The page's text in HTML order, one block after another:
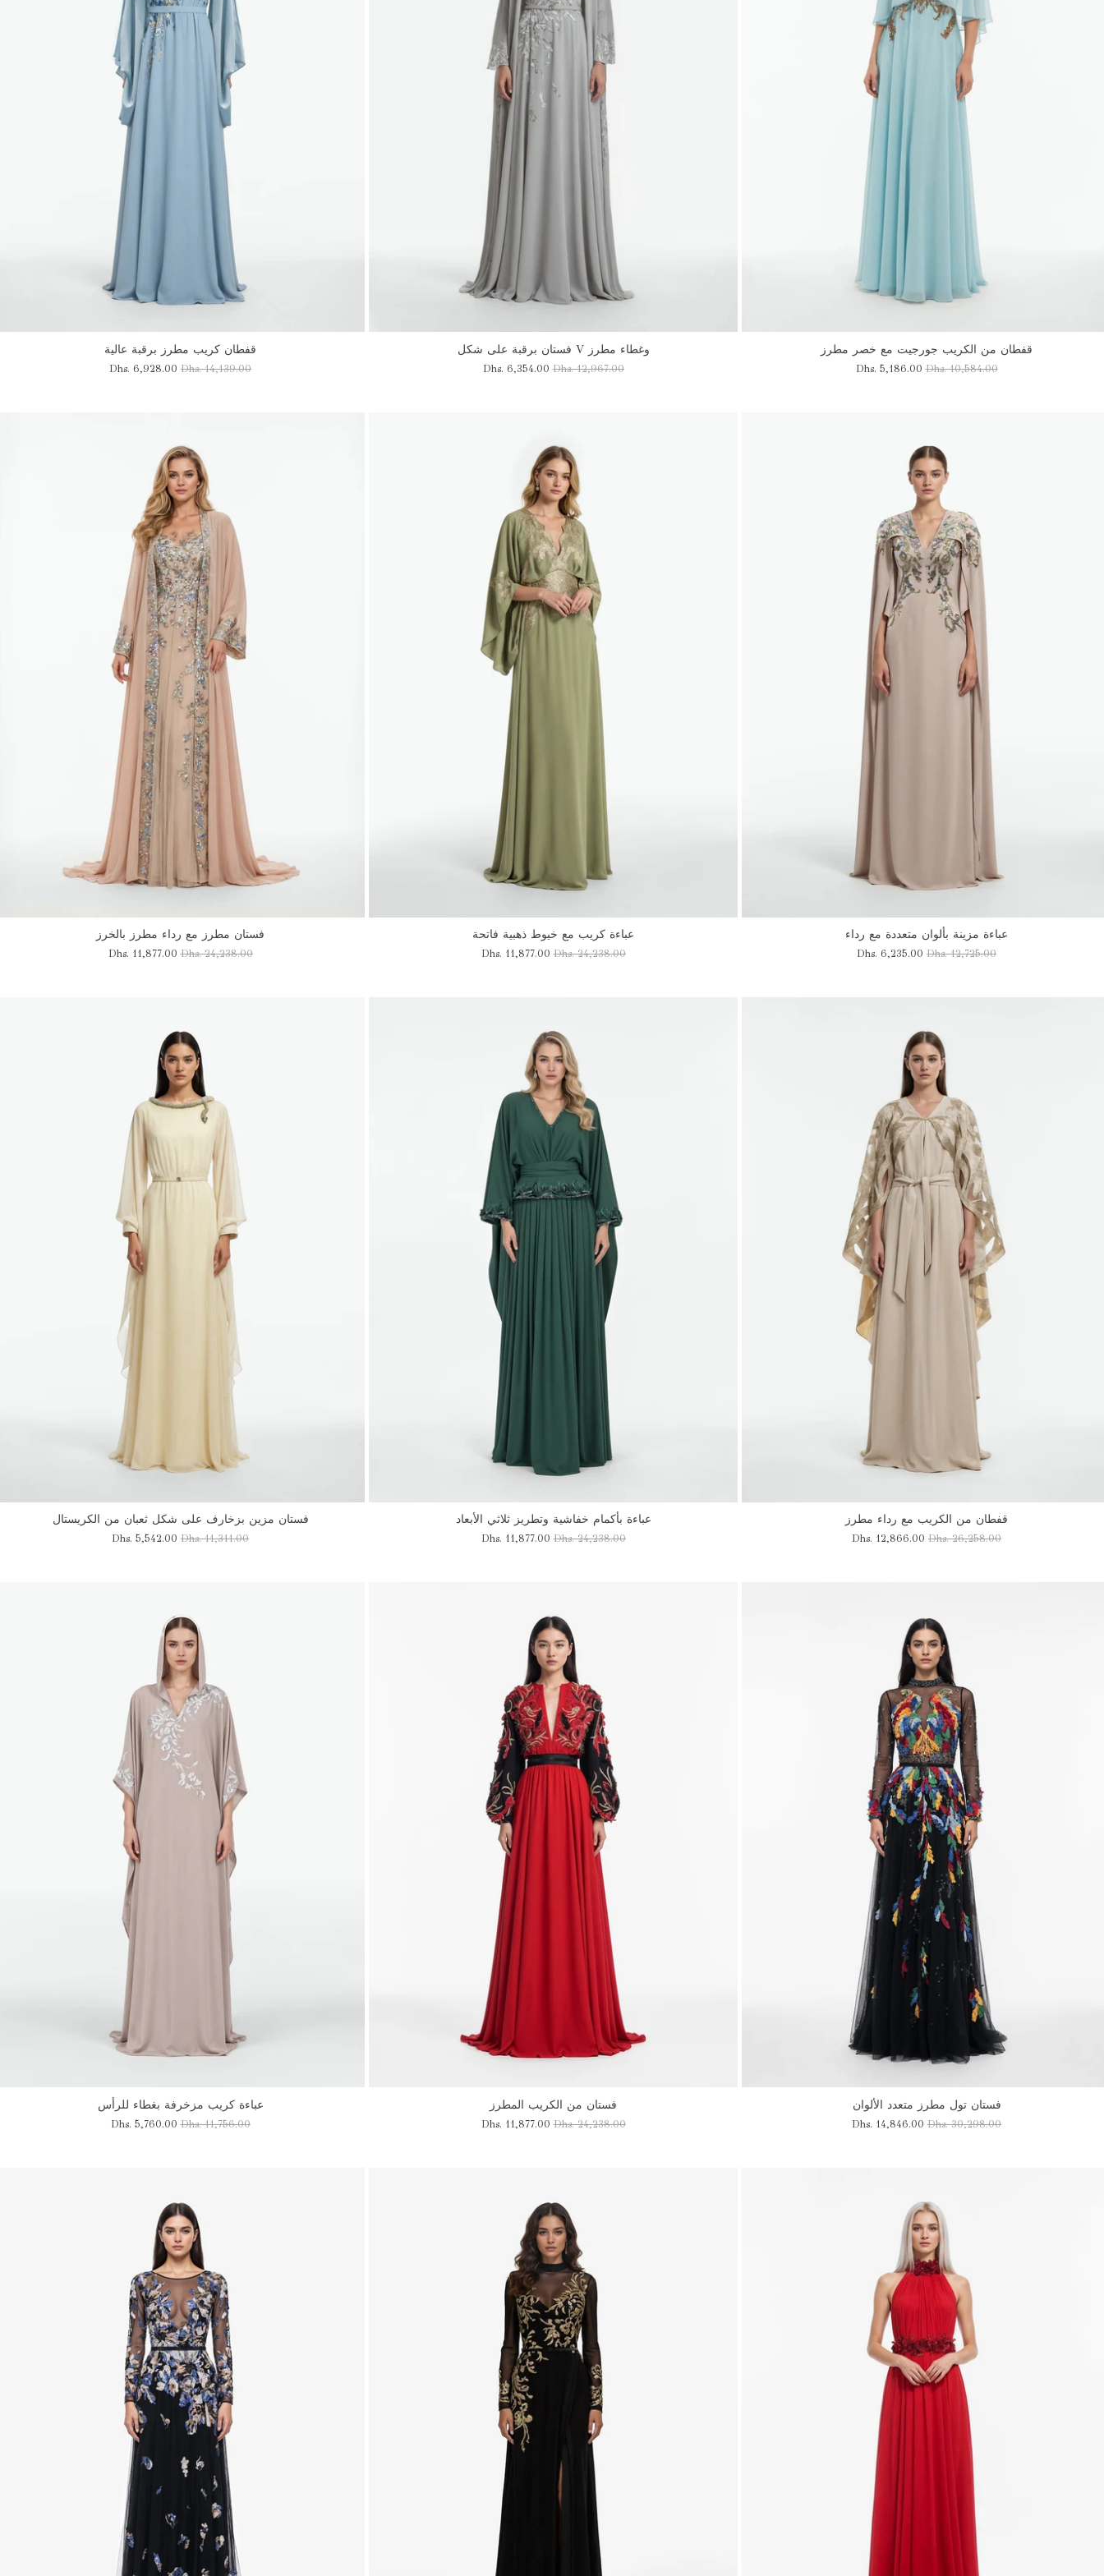
قفطان كريب مطرز برقبة عالية
Dhs. 6,928.00 Dhs. 14,139.00
فستان برقبة على شكل V وغطاء مطرز
Dhs. 6,354.00 Dhs. 12,967.00
قفطان من الكريب جورجيت مع خصر مطرز
Dhs. 5,186.00 Dhs. 10,584.00
فستان مطرز مع رداء مطرز بالخرز
Dhs. 11,877.00 Dhs. 24,238.00
عباءة كريب مع خيوط ذهبية فاتحة
Dhs. 11,877.00 Dhs. 24,238.00
عباءة مزينة بألوان متعددة مع رداء
Dhs. 6,235.00 Dhs. 12,725.00
فستان مزين بزخارف على شكل ثعبان من الكريستال
Dhs. 5,542.00 Dhs. 11,311.00
عباءة بأكمام خفاشية وتطريز ثلاثي الأبعاد
Dhs. 11,877.00 Dhs. 24,238.00
قفطان من الكريب مع رداء مطرز
Dhs. 12,866.00 Dhs. 26,258.00
عباءة كريب مزخرفة بغطاء للرأس
Dhs. 5,760.00 Dhs. 11,756.00
فستان من الكريب المطرز
Dhs. 11,877.00 Dhs. 24,238.00
فستان تول مطرز متعدد الألوان
Dhs. 14,846.00 Dhs. 30,298.00